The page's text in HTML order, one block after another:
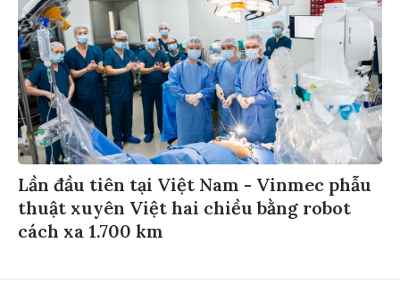
Lần đầu tiên tại Việt Nam - Vinmec phẫu
thuật xuyên Việt hai chiều bằng robot
cách xa 1.700 km